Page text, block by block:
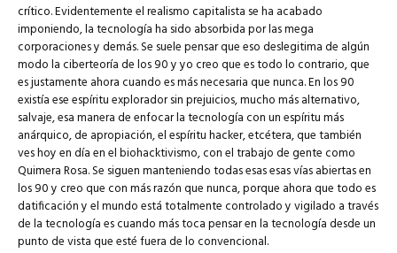
crítico. Evidentemente el realismo capitalista se ha acabado
imponiendo, la tecnología ha sido absorbida por las mega
corporaciones y demás. Se suele pensar que eso deslegitima de algún
modo la ciberteoría de los 90 y yo creo que es todo lo contrario, que
es justamente ahora cuando es más necesaria que nunca. En los 90
existía ese espíritu explorador sin prejuicios, mucho más alternativo,
salvaje, esa manera de enfocar la tecnología con un espíritu más
anárquico, de apropiación, el espíritu hacker, etcétera, que también
ves hoy en día en el biohacktivismo, con el trabajo de gente como
Quimera Rosa. Se siguen manteniendo todas esas esas vías abiertas en
los 90 y creo que con más razón que nunca, porque ahora que todo es
datificación y el mundo está totalmente controlado y vigilado a través
de la tecnología es cuando más toca pensar en la tecnología desde un
punto de vista que esté fuera de lo convencional.